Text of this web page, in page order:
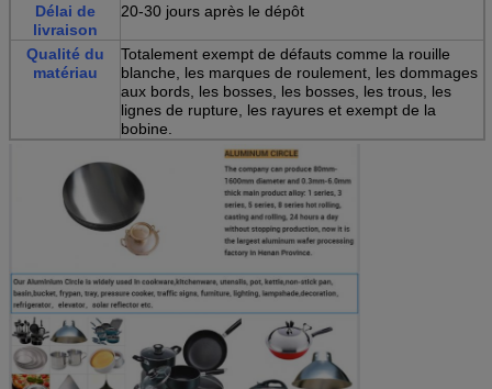
Délai de
livraison
20-30 jours après le dépôt
Qualité du
matériau
Totalement exempt de défauts comme la rouille
blanche, les marques de roulement, les dommages
aux bords, les bosses, les bosses, les trous, les
lignes de rupture, les rayures et exempt de la
bobine.